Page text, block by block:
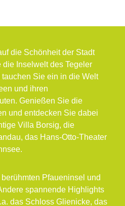
die Schönheit der Stadt
Inselwelt des Tegeler
Sie ein in die Welt
und ihren
Genießen Sie die
und entdecken Sie dabei
Villa Borsig, die
das Hans-Otto-Theater
Pfaueninsel und
spannende Highlights
das Schloss Glienicke, das